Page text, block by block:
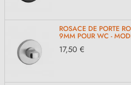
ROSACE DE PORTE
9MM POUR WC -
17,50 €